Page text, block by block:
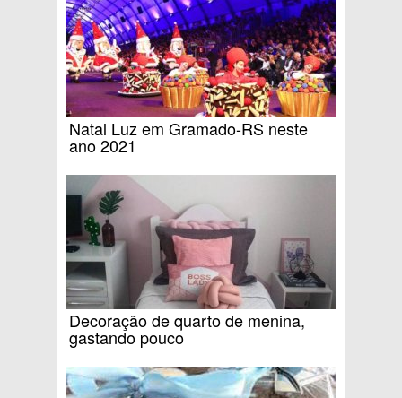
Natal Luz em Gramado-RS neste
ano 2021
Decoração de quarto de menina,
gastando pouco